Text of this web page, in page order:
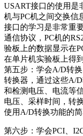
USART接口的使用是
机与PC机之间交换信
接口的学习是非常重
通信协议，PC机的
验板上的数据显示在
在单片机实验板上得
第五步：学会A/D转
转换器，通过这些A/
和检测电压、电流等
电压、采样时间，转
使用A/D转换功能的
第六步：学会PCI、